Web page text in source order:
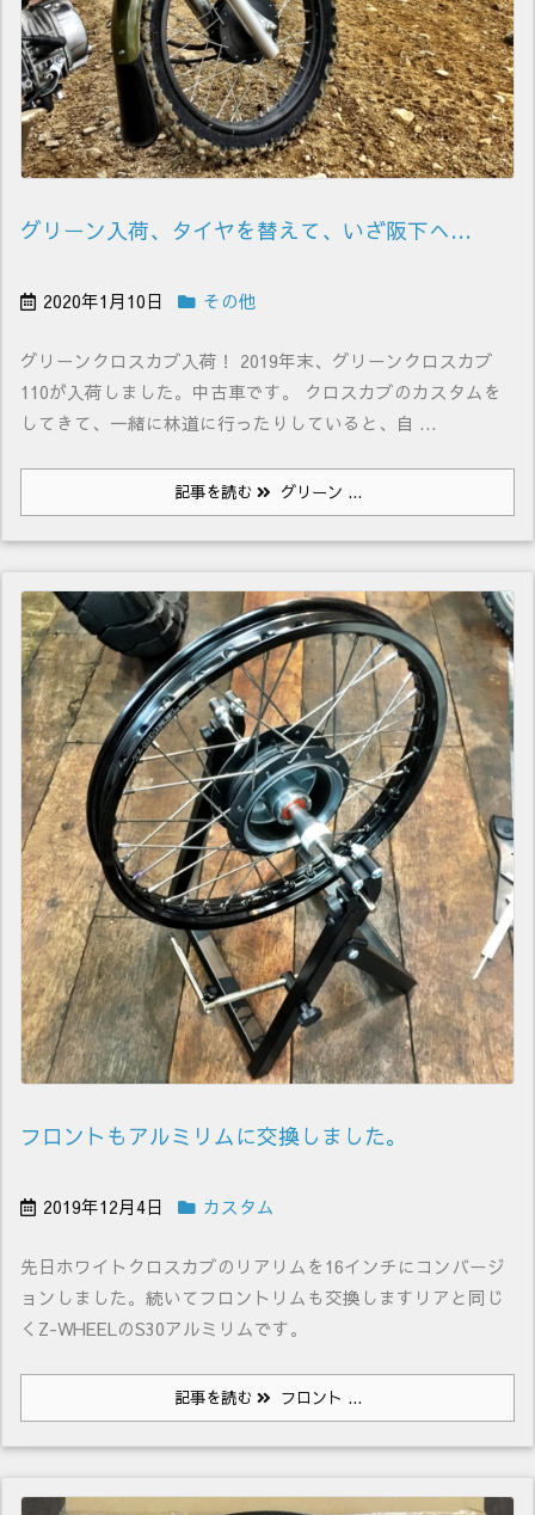
グリーン入荷、タイヤを替えて、いざ阪下へ…
2020年1月10日 その他
グリーンクロスカブ入荷！ 2019年末、グリーンクロスカブ
110が入荷しました。中古車です。 クロスカブのカスタムを
してきて、一緒に林道に行ったりしていると、自 ...
記事を読む グリーン ...
フロントもアルミリムに交換しました。
2019年12月4日 カスタム
先日ホワイトクロスカブのリアリムを16インチにコンバージ
ョンしました。続いてフロントリムも交換しますリアと同じ
くZ-WHEELのS30アルミリムです。
記事を読む フロント ...